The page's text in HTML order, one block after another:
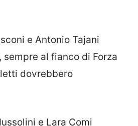
e Antonio Tajani
al fianco di Forza
dovrebbero
e Lara Comi